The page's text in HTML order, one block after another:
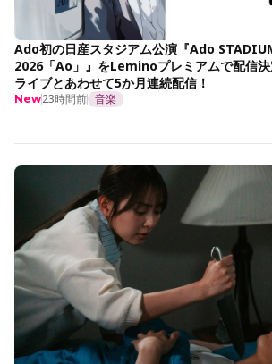
Ado初の日産スタジアム公演『Ado
2026「Ao」』をLeminoプレミアムで配信
ライブとあわせて5か月連続配信！
New23時間前 音楽